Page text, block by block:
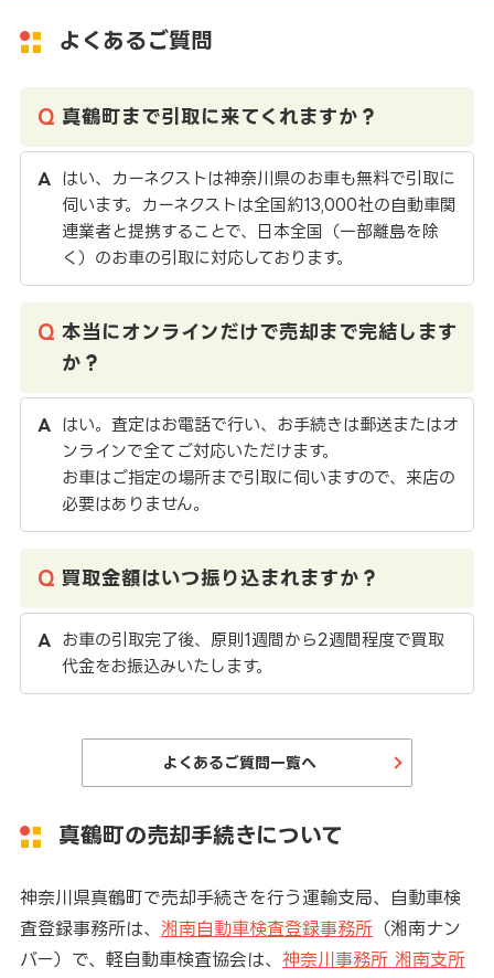
よくあるご質問
真鶴町まで引取に来てくれますか？
はい、カーネクストは神奈川県のお車も無料で引取に
伺います。カーネクストは全国約13,000社の自動車関
連業者と提携することで、日本全国（一部離島を除
く）のお車の引取に対応しております。
本当にオンラインだけで売却まで完結します
か？
はい。査定はお電話で行い、お手続きは郵送またはオ
ンラインで全てご対応いただけます。
お車はご指定の場所まで引取に伺いますので、来店の
必要はありません。
買取金額はいつ振り込まれますか？
お車の引取完了後、原則1週間から2週間程度で買取
代金をお振込みいたします。
よくあるご質問一覧へ
真鶴町の売却手続きについて
神奈川県真鶴町で売却手続きを行う運輸支局、自動車検
査登録事務所は、 湘南自動車検査登録事務所（湘南ナン
バー）で、軽自動車検査協会は、 神奈川事務所 湘南支所